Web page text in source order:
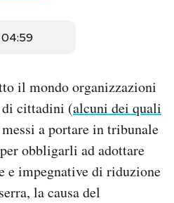
04:59
il mondo organizzazioni
di cittadini (alcuni dei quali
a portare in tribunale
obbligarli ad adottare
e impegnative di riduzione
la causa del